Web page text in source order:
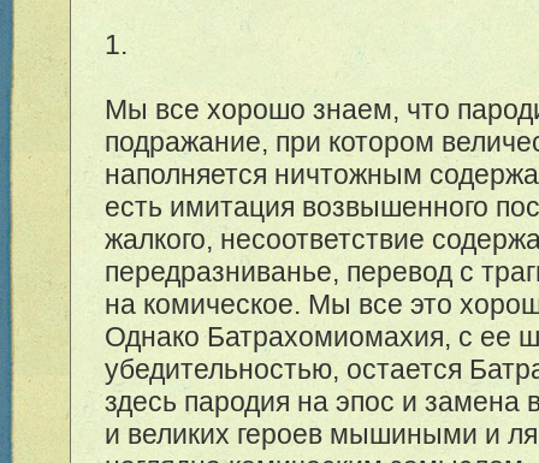
1.
Мы все хорошо знаем, что
подражание, при котором
наполняется ничтожным
есть имитация возвышенного
жалкого, несоответствие
передразниванье, перевод с
на комическое. Мы все это
Однако Батрахомиомахия, с ее
убедительностью, остается
здесь пародия на эпос и замена
и великих героев мышиными и